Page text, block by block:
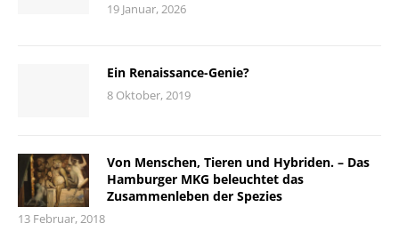
19 Januar, 2026
Ein Renaissance-Genie?
8 Oktober, 2019
Von Menschen, Tieren und Hybriden. – Das
Hamburger MKG beleuchtet das
Zusammenleben der Spezies
13 Februar, 2018